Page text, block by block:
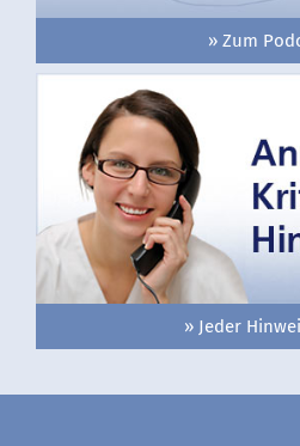
» Zum
» Jeder